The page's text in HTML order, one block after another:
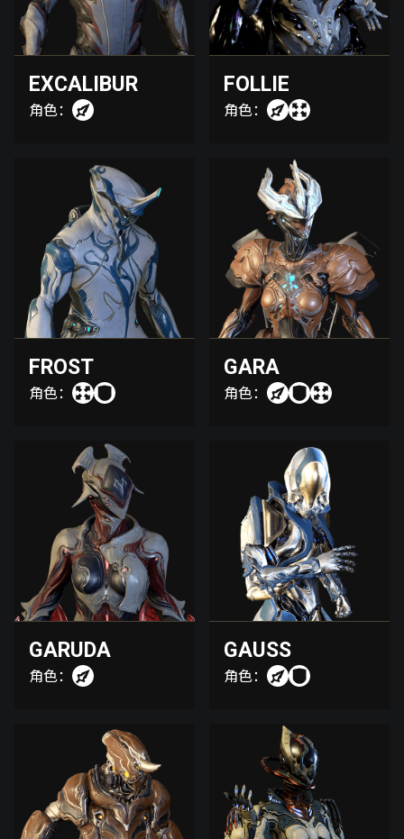
EXCALIBUR
角色：
FOLLIE
角色：
FROST
角色：
GARA
角色：
GARUDA
角色：
GAUSS
角色：